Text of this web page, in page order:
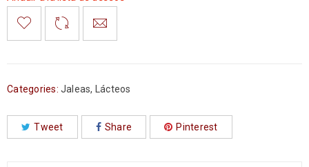
Categories: Jaleas, Lácteos
Tweet Share Pinterest